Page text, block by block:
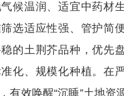
候温润、适宜中药材
选适应性强、管护简
的土荆芥品种，优先
化、规模化种植。在
有效唤醒“沉睡”土地资